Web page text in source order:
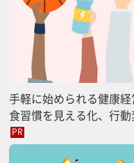
手軽に始められる健康
食習慣を見える化、行
PR